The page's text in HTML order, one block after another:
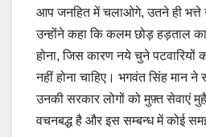
आप जनहित में चलाओगे, उतने ही भत्ते
उन्होंने कहा कि कलम छोड़ हड़ताल
होना, जिस कारण नये चुने पटवारियों
नहीं होना चाहिए। भगवंत सिंह मान ने
उनकी सरकार लोगों को मुफ़्त सेवाएं
वचनबद्ध है और इस सम्बन्ध में कोई